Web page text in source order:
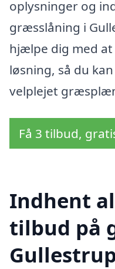
oplysninger og
græsslåning i
hjælpe dig med
løsning, så du
velplejet
Få 3 tilbud,
Indhent
tilbud på